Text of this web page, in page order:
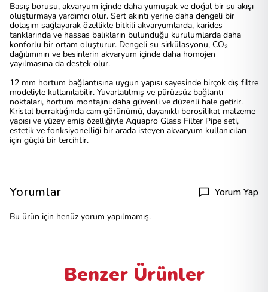
Basış borusu, akvaryum içinde daha yumuşak ve doğal bir su akışı
oluşturmaya yardımcı olur. Sert akıntı yerine daha dengeli bir
dolaşım sağlayarak özellikle bitkili akvaryumlarda, karides
tanklarında ve hassas balıkların bulunduğu kurulumlarda daha
konforlu bir ortam oluşturur. Dengeli su sirkülasyonu, CO₂
dağılımının ve besinlerin akvaryum içinde daha homojen
yayılmasına da destek olur.
12 mm hortum bağlantısına uygun yapısı sayesinde birçok dış filtre
modeliyle kullanılabilir. Yuvarlatılmış ve pürüzsüz bağlantı
noktaları, hortum montajını daha güvenli ve düzenli hale getirir.
Kristal berraklığında cam görünümü, dayanıklı borosilikat malzeme
yapısı ve yüzey emiş özelliğiyle Aquapro Glass Filter Pipe seti,
estetik ve fonksiyonelliği bir arada isteyen akvaryum kullanıcıları
için güçlü bir tercihtir.
Yorumlar Yorum Yap
Bu ürün için henüz yorum yapılmamış.
Benzer Ürünler